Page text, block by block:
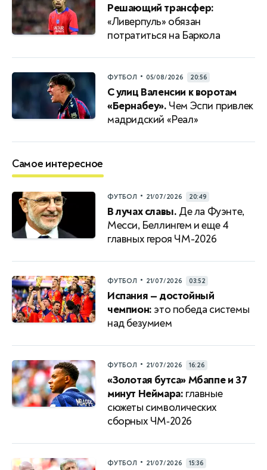
Решающий трансфер:
«Ливерпуль» обязан
потратиться на Баркола
ФУТБОЛ • 05/08/2026 20:56
С улиц Валенсии к воротам
«Бернабеу». Чем Эспи привлек
мадридский «Реал»
Самое интересное
ФУТБОЛ • 21/07/2026 20:49
В лучах славы. Де ла Фуэнте,
Месси, Беллингем и еще 4
главных героя ЧМ-2026
ФУТБОЛ • 21/07/2026 03:52
Испания — достойный
чемпион: это победа системы
над безумием
ФУТБОЛ • 21/07/2026 16:26
«Золотая бутса» Мбаппе и 37
минут Неймара: главные
сюжеты символических
сборных ЧМ‑2026
ФУТБОЛ • 21/07/2026 15:36